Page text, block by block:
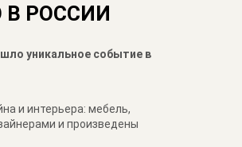
В РОССИИ
уникальное событие в
и интерьера: мебель,
и произведены